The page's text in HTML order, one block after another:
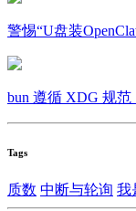
警惕“U盘装
bun 遵循 XDG 规
Tags
质数 中断与轮询 我